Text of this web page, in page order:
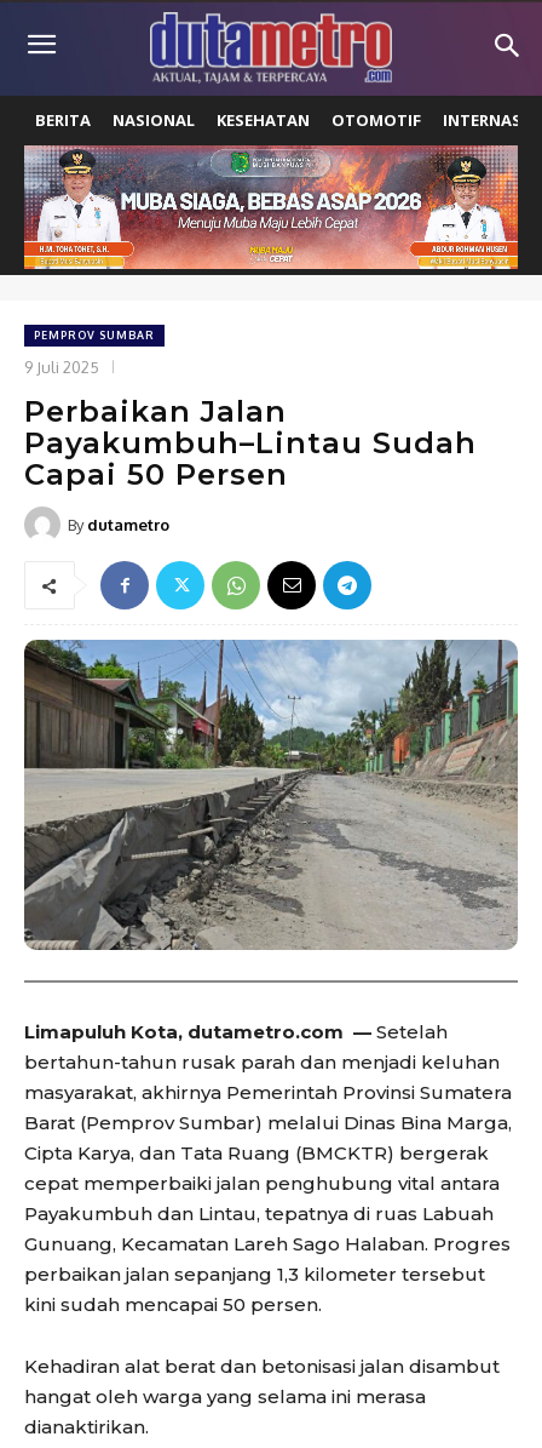
BERITA NASIONAL KESEHATAN OTOMOTIF
PEMPROV SUMBAR
9 Juli 2025
Perbaikan Jalan
Payakumbuh–Lintau Sudah
Capai 50 Persen
By dutametro
Limapuluh Kota, dutametro.com — Setelah
bertahun-tahun rusak parah dan menjadi keluhan
masyarakat, akhirnya Pemerintah Provinsi Sumatera
Barat (Pemprov Sumbar) melalui Dinas Bina Marga,
Cipta Karya, dan Tata Ruang (BMCKTR) bergerak
cepat memperbaiki jalan penghubung vital antara
Payakumbuh dan Lintau, tepatnya di ruas Labuah
Gunuang, Kecamatan Lareh Sago Halaban. Progres
perbaikan jalan sepanjang 1,3 kilometer tersebut
kini sudah mencapai 50 persen.
Kehadiran alat berat dan betonisasi jalan disambut
hangat oleh warga yang selama ini merasa
dianaktirikan.